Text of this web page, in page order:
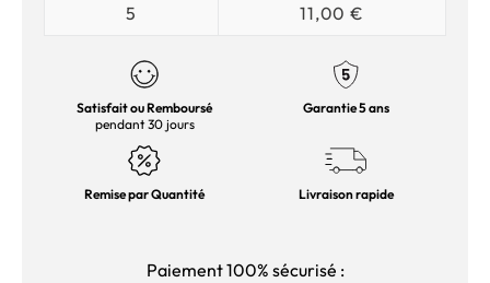
5
11,00 €
Satisfait ou Remboursé
pendant 30 jours
Garantie 5 ans
Remise par Quantité Livraison rapide
Paiement 100% sécurisé :